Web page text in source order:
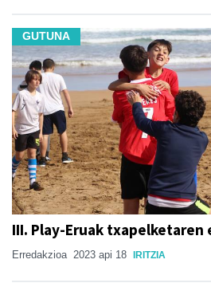
GUTUNA
III. Play-Eruak txapelketaren
Erredakzioa 2023 api 18 IRITZIA